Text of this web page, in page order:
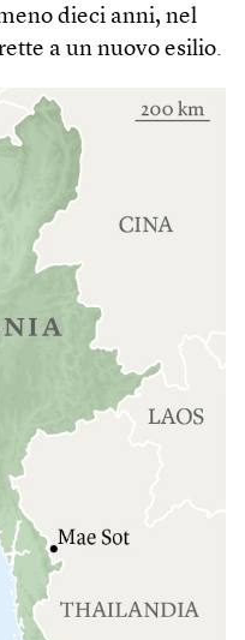
dieci anni, nel
a un nuovo esilio.